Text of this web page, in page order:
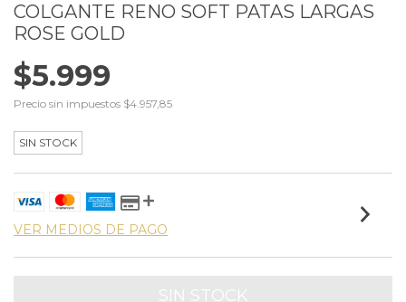
COLGANTE RENO SOFT PATAS LARGAS
ROSE GOLD
$5.999
Precio sin impuestos $4.957,85
SIN STOCK
VER MEDIOS DE PAGO